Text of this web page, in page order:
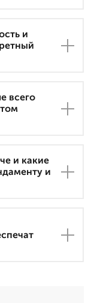
и
всего
и какие
и